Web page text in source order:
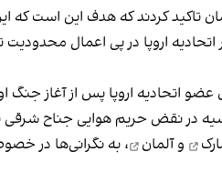
تاکید کردند که هدف این است
اتحادیه اروپا در پی اعمال
اتحادیه اروپا پس از آغازجنگ
در نقض حریم هوایی جناح شرقی
وآلمان ، به نگرانی‌ها در